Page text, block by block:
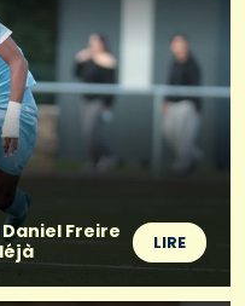
Daniel Freire
LIRE